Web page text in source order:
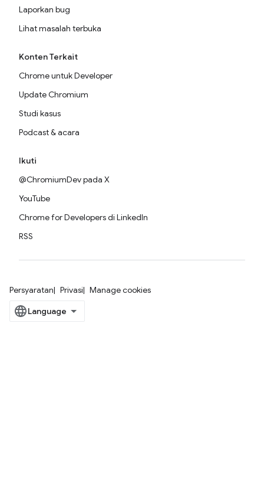
Laporkan bug
Lihat masalah terbuka
Konten Terkait
Chrome untuk Developer
Update Chromium
Studi kasus
Podcast & acara
Ikuti
@ChromiumDev pada X
YouTube
Chrome for Developers di LinkedIn
RSS
Persyaratan Privasi Manage cookies